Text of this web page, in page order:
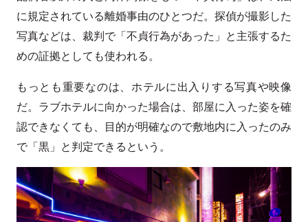
に規定されている離婚事由のひとつだ。探偵が撮影した
写真などは、裁判で「不貞行為があった」と主張するた
めの証拠としても使われる。
もっとも重要なのは、ホテルに出入りする写真や映像
だ。ラブホテルに向かった場合は、部屋に入った姿を確
認できなくても、目的が明確なので敷地内に入ったのみ
で「黒」と判定できるという。